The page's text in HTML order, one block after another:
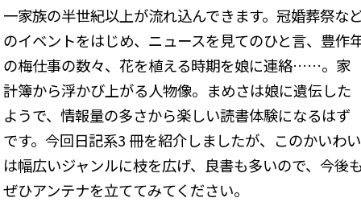
一家族の半世紀以上が流れ込んできます。冠婚葬祭な
のイベントをはじめ、ニュースを見てのひと言、豊作
の梅仕事の数々、花を植える時期を娘に連絡……。家
計簿から浮かび上がる人物像。まめさは娘に遺伝した
ようで、情報量の多さから楽しい読書体験になるはず
です。今回日記系3 冊を紹介しましたが、このかいわい
は幅広いジャンルに枝を広げ、良書も多いので、今後
ぜひアンテナを立ててみてください。